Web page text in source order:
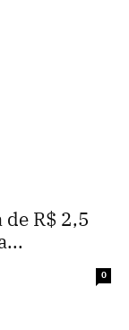
R$ 2,5
0